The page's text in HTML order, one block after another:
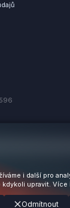
osobních údajů
Všechna práva
i další pro
kdykoli upravit. Více
Odmítnout